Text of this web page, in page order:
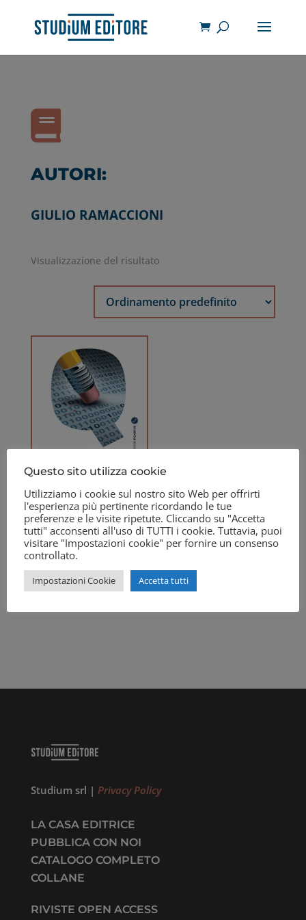

AUTORI:
GIULIO RAMACCIONI
Visualizzazione del risultato
Casi e questioni di
diritto all’oblio
19,90
Studium srl | Privacy Policy
LA CASA EDITRICE
PUBBLICA CON NOI
CATALOGO COMPLETO
COLLANE
RIVISTE OPEN ACCESS
Questo sito utilizza cookie
Utilizziamo i cookie sul nostro sito Web per offrirti
l'esperienza più pertinente ricordando le tue
preferenze e le visite ripetute. Cliccando su "Accetta
tutti" acconsenti all'uso di TUTTI i cookie. Tuttavia, puoi
visitare "Impostazioni cookie" per fornire un consenso
controllato.
Impostazioni Cookie Accetta tutti